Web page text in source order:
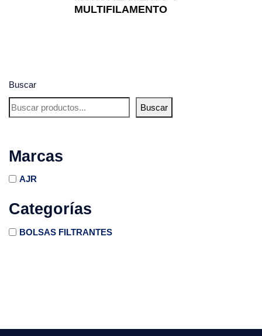
Buscar
Buscar
Marcas
AJR
Categorías
BOLSAS FILTRANTES
MULTIFILAMENTO